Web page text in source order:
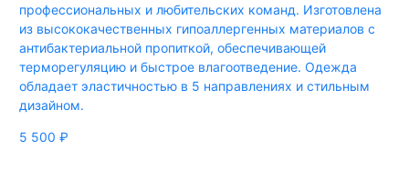
профессиональных и любительских команд. Изготовлена
из высококачественных гипоаллергенных материалов с
антибактериальной пропиткой, обеспечивающей
терморегуляцию и быстрое влагоотведение. Одежда
обладает эластичностью в 5 направлениях и стильным
дизайном.
5 500 ₽